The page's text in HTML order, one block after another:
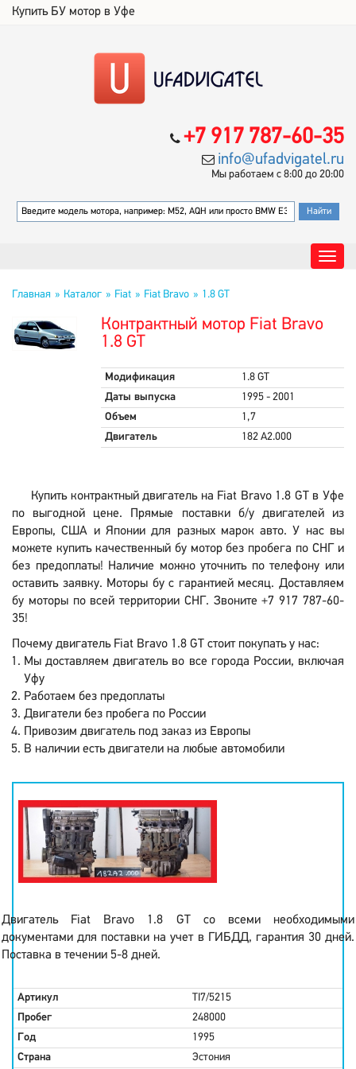
Купить БУ мотор в Уфе
+7 917 787-60-35
info@ufadvigatel.ru
Мы работаем с 8:00 до 20:00
Главная Каталог Fiat Fiat Bravo 1.8 GT
Контрактный мотор Fiat Bravo
1.8 GT
Модификация
1.8 GT
Даты выпуска
1995 - 2001
Объем
1,7
Двигатель
182 A2.000
Купить контрактный двигатель на Fiat Bravo 1.8 GT в Уфе
по выгодной цене. Прямые поставки б/у двигателей из
Европы, США и Японии для разных марок авто. У нас вы
можете купить качественный бу мотор без пробега по СНГ и
без предоплаты! Наличие можно уточнить по телефону или
оставить заявку. Моторы бу с гарантией месяц. Доставляем
бу моторы по всей территории СНГ. Звоните +7 917 787-60-
35!
Почему двигатель Fiat Bravo 1.8 GT стоит покупать у нас:
Мы доставляем двигатель во все города России, включая
Уфу
Работаем без предоплаты
Двигатели без пробега по России
Привозим двигатель под заказ из Европы
В наличии есть двигатели на любые автомобили
Двигатель Fiat Bravo 1.8 GT со всеми необходимыми
документами для поставки на учет в ГИБДД, гарантия 30 дней.
Поставка в течении 5-8 дней.
Артикул
TI7/5215
Пробег
248000
Год
1995
Страна
Эстония